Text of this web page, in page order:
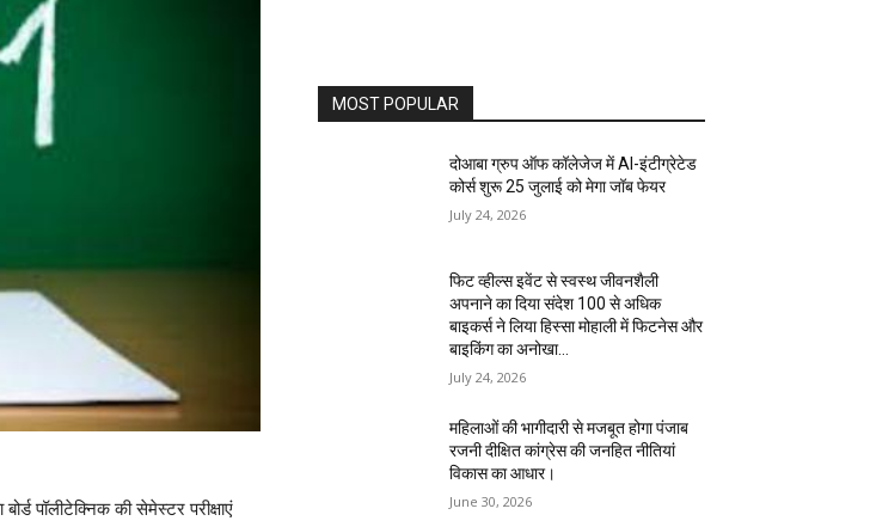
पॉलीटेक्निक की सेमेस्टर परीक्षाएं
MOST POPULAR
दोआबा ग्रुप ऑफ कॉलेजेज में AI-इंटीग्रेटेड
कोर्स शुरू 25 जुलाई को मेगा जॉब फेयर
July 24, 2026
फिट व्हील्स इवेंट से स्वस्थ जीवनशैली
अपनाने का दिया संदेश 100 से अधिक
बाइकर्स ने लिया हिस्सा मोहाली में फिटनेस और
बाइकिंग का अनोखा...
July 24, 2026
महिलाओं की भागीदारी से मजबूत होगा पंजाब
रजनी दीक्षित कांग्रेस की जनहित नीतियां
विकास का आधार।
June 30, 2026